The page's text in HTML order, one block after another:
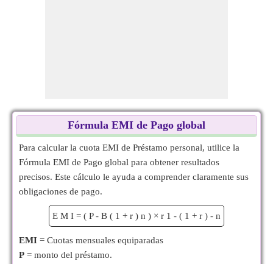
Fórmula EMI de Pago global
Para calcular la cuota EMI de Préstamo personal, utilice la
Fórmula EMI de Pago global para obtener resultados
precisos. Este cálculo le ayuda a comprender claramente sus
obligaciones de pago.
E M I = ( P - B ( 1 + r ) n ) × r 1 - ( 1 + r ) - n
EMI = Cuotas mensuales equiparadas
P = monto del préstamo.